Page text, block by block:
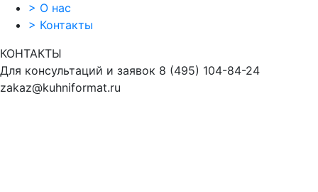
> О нас
> Контакты
КОНТАКТЫ
Для консультаций и заявок 8 (495) 104-84-24
zakaz@kuhniformat.ru